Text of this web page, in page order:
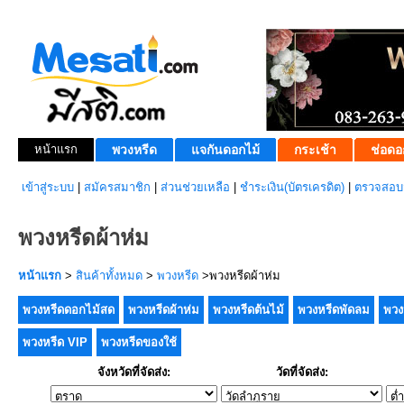
หน้าแรก พวงหรีด แจกันดอกไม้ กระเช้า ช่อดอ
เข้าสู่ระบบ สมัครสมาชิก ส่วนช่วยเหลือ ชำระเงิน(บัตรเครดิต) ตรวจสอ
พวงหรีดผ้าห่ม
หน้าแรก > สินค้าทั้งหมด > พวงหรีด >พวงหรีดผ้าห่ม
พวงหรีดดอกไม้สด พวงหรีดผ้าห่ม พวงหรีดต้นไม้ พวงหรีดพัดลม พว
พวงหรีด VIP พวงหรีดของใช้
จังหวัดที่จัดส่ง: วัดที่จัดส่ง: